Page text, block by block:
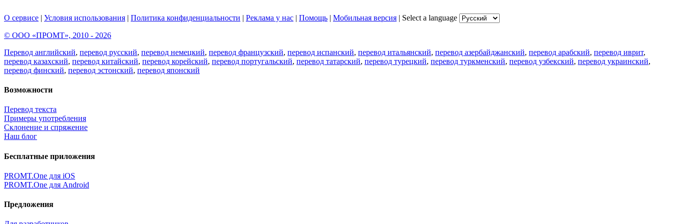
О сервисе | Условия использования | Политика конфиденциальности | Реклама у нас | Помощь | Мобильная версия | Select a language
© ООО «ПРОМТ», 2010 - 2026
Перевод английский, перевод русский, перевод немецкий, перевод французский, перевод испанский, перевод итальянский, перевод азербайджанский, перевод арабский, перевод иврит,
перевод казахский, перевод китайский, перевод корейский, перевод португальский, перевод татарский, перевод турецкий, перевод туркменский, перевод узбекский, перевод украинский,
перевод финский, перевод эстонский, перевод японский
Возможности
Перевод текста
Примеры употребления
Склонение и спряжение
Наш блог
Бесплатные приложения
PROMT.One для iOS
PROMT.One для Android
Предложения